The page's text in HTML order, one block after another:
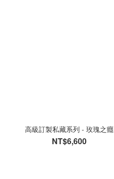
高級訂製私藏系列 - 玫瑰之癮
NT$6,600